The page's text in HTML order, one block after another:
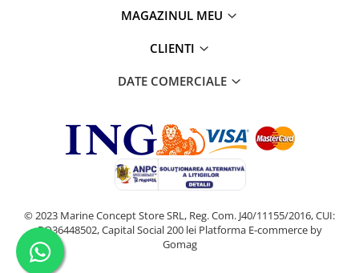
MAGAZINUL MEU
CLIENTI
DATE COMERCIALE
© 2023 Marine Concept Store SRL, Reg. Com. J40/11155/2016, CUI:
RO36448502, Capital Social 200 lei Platforma E-commerce by
Gomag